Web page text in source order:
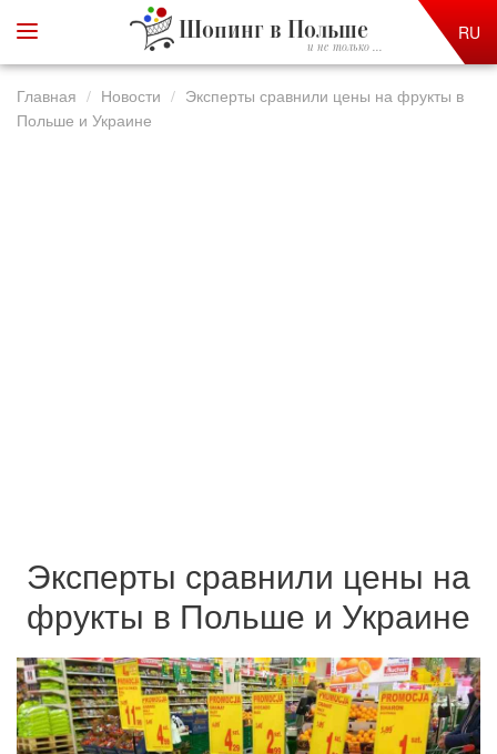
Шопинг в Польше
и не только ...
RU
Главная Новости
Эксперты сравнили цены на фрукты в
Польше и Украине
Эксперты сравнили цены на
фрукты в Польше и Украине